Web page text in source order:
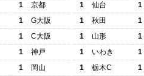
1
京都
1
G大阪
1
C大阪
1
神戸
1
岡山
1
仙台
1
1
秋田
1
1
山形
1
1
いわき
1
1
栃木C
1